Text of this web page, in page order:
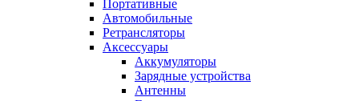
Портативные
Автомобильные
Ретрансляторы
Аксессуары
Аккумуляторы
Зарядные устройства
Антенны